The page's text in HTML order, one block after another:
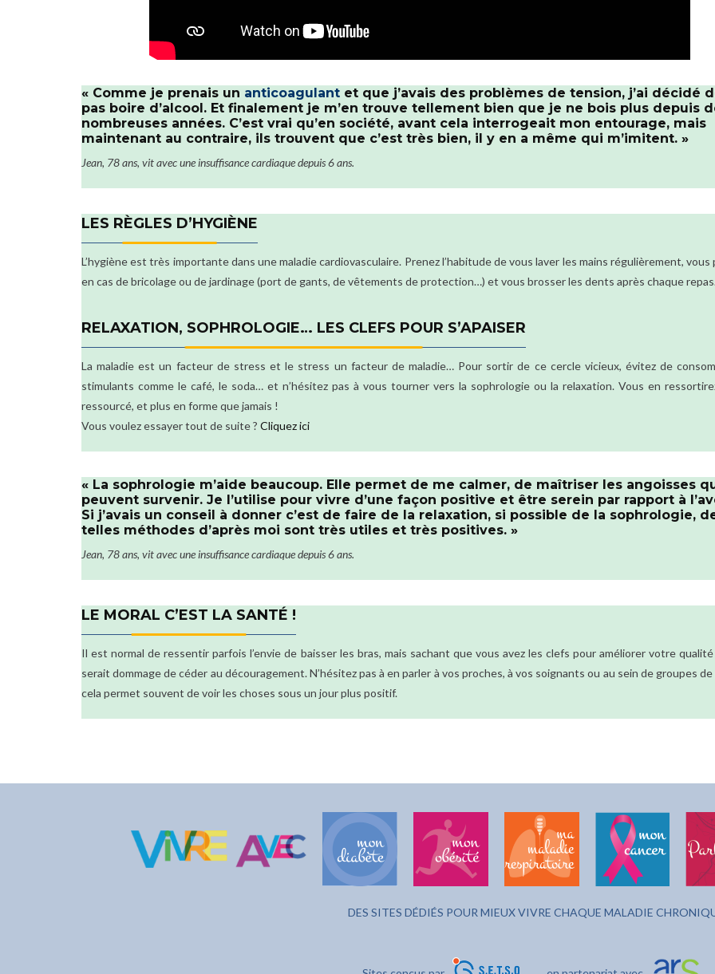
« Comme je prenais un anticoagulant et que j’avais des problèmes de tension, j’ai décidé
pas boire d’alcool. Et finalement je m’en trouve tellement bien que je ne bois plus depuis
nombreuses années. C’est vrai qu’en société, avant cela interrogeait mon entourage, mais
maintenant au contraire, ils trouvent que c’est très bien, il y en a même qui m’imitent. »
Jean, 78 ans, vit avec une insuffisance cardiaque depuis 6 ans.
LES RÈGLES D’HYGIÈNE
L’hygiène est très importante dans une maladie cardiovasculaire. Prenez l’habitude de vous laver les mains régulièrement,
en cas de bricolage ou de jardinage (port de gants, de vêtements de protection…) et vous brosser les dents après chaque
RELAXATION, SOPHROLOGIE… LES CLEFS POUR S’APAISER
La maladie est un facteur de stress et le stress un facteur de maladie… Pour sortir de ce cercle vicieux, évitez de
stimulants comme le café, le soda… et n’hésitez pas à vous tourner vers la sophrologie ou la relaxation. Vous en
ressourcé, et plus en forme que jamais !
Vous voulez essayer tout de suite ? Cliquez ici
« La sophrologie m’aide beaucoup. Elle permet de me calmer, de maîtriser les angoisses
peuvent survenir. Je l’utilise pour vivre d’une façon positive et être serein par rapport à
Si j’avais un conseil à donner c’est de faire de la relaxation, si possible de la sophrologie,
telles méthodes d’après moi sont très utiles et très positives. »
Jean, 78 ans, vit avec une insuffisance cardiaque depuis 6 ans.
LE MORAL C’EST LA SANTÉ !
Il est normal de ressentir parfois l’envie de baisser les bras, mais sachant que vous avez les clefs pour améliorer votre
serait dommage de céder au découragement. N’hésitez pas à en parler à vos proches, à vos soignants ou au sein de groupes de
cela permet souvent de voir les choses sous un jour plus positif.
DES SITES DÉDIÉS POUR MIEUX VIVRE CHAQUE MALADIE